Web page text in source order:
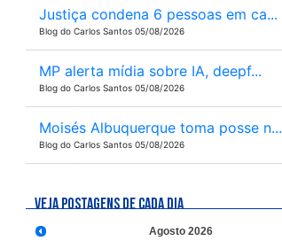
Justiça condena 6 pessoas em ca...
Blog do Carlos Santos 05/08/2026
MP alerta mídia sobre IA, deepf...
Blog do Carlos Santos 05/08/2026
Moisés Albuquerque toma posse n...
Blog do Carlos Santos 05/08/2026
VEJA POSTAGENS DE CADA DIA
Agosto 2026